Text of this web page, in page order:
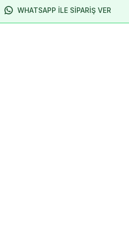
WHATSAPP İLE SİPARİŞ VER